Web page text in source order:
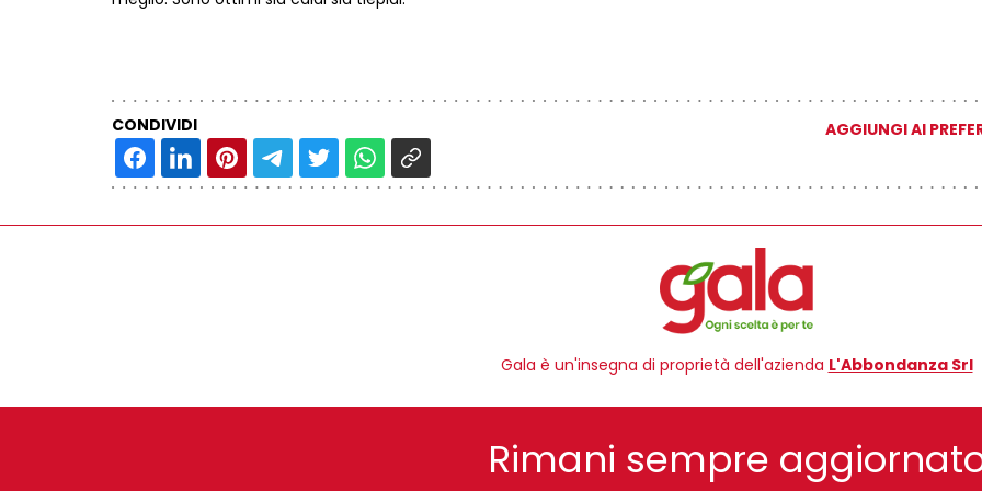
CONDIVIDI AGGIUNGI AI
Gala è un'insegna di proprietà dell'azienda L'Abbondanza Srl
Rimani sempre